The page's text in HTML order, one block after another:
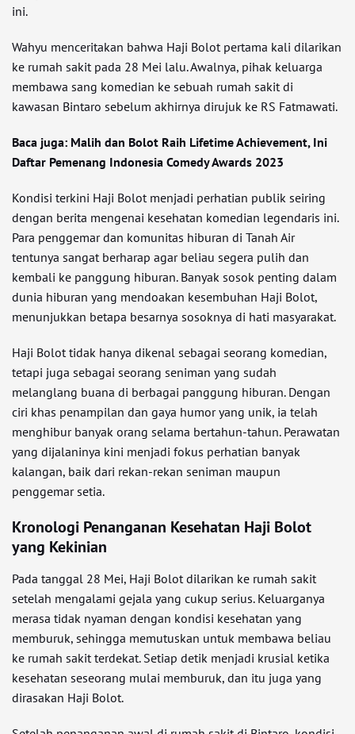
ini.
Wahyu menceritakan bahwa Haji Bolot pertama kali dilarikan
ke rumah sakit pada 28 Mei lalu. Awalnya, pihak keluarga
membawa sang komedian ke sebuah rumah sakit di
kawasan Bintaro sebelum akhirnya dirujuk ke RS Fatmawati.
Baca juga: Malih dan Bolot Raih Lifetime Achievement, Ini
Daftar Pemenang Indonesia Comedy Awards 2023
Kondisi terkini Haji Bolot menjadi perhatian publik seiring
dengan berita mengenai kesehatan komedian legendaris ini.
Para penggemar dan komunitas hiburan di Tanah Air
tentunya sangat berharap agar beliau segera pulih dan
kembali ke panggung hiburan. Banyak sosok penting dalam
dunia hiburan yang mendoakan kesembuhan Haji Bolot,
menunjukkan betapa besarnya sosoknya di hati masyarakat.
Haji Bolot tidak hanya dikenal sebagai seorang komedian,
tetapi juga sebagai seorang seniman yang sudah
melanglang buana di berbagai panggung hiburan. Dengan
ciri khas penampilan dan gaya humor yang unik, ia telah
menghibur banyak orang selama bertahun-tahun. Perawatan
yang dijalaninya kini menjadi fokus perhatian banyak
kalangan, baik dari rekan-rekan seniman maupun
penggemar setia.
Kronologi Penanganan Kesehatan Haji Bolot
yang Kekinian
Pada tanggal 28 Mei, Haji Bolot dilarikan ke rumah sakit
setelah mengalami gejala yang cukup serius. Keluarganya
merasa tidak nyaman dengan kondisi kesehatan yang
memburuk, sehingga memutuskan untuk membawa beliau
ke rumah sakit terdekat. Setiap detik menjadi krusial ketika
kesehatan seseorang mulai memburuk, dan itu juga yang
dirasakan Haji Bolot.